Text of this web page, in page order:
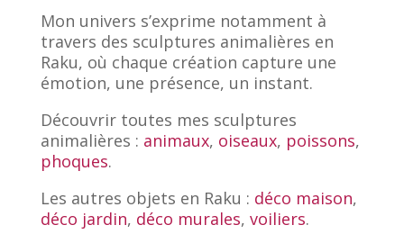
Mon univers s’exprime notamment à
travers des sculptures animalières en
Raku, où chaque création capture une
émotion, une présence, un instant.
Découvrir toutes mes sculptures
animalières : animaux, oiseaux, poissons,
phoques.
Les autres objets en Raku : déco maison,
déco jardin, déco murales, voiliers.